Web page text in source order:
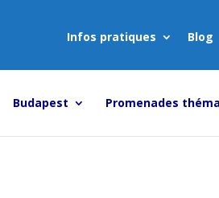
Infos pratiques
Blog
Budapest Promenades